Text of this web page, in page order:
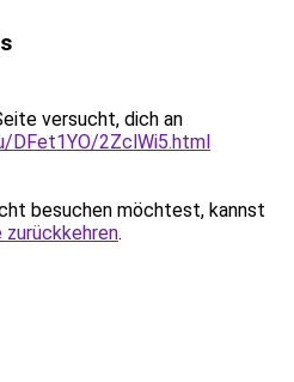
versucht, dich an
DFet1YO/2ZclWi5.html
besuchen möchtest, kannst
zurückkehren.